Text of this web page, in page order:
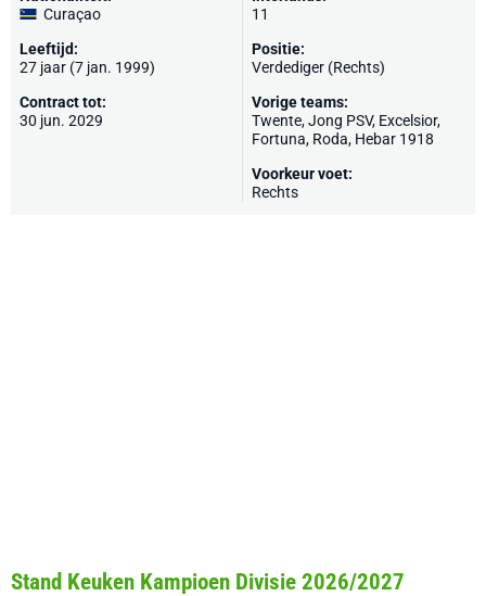
Curaçao
Leeftijd:
27 jaar (7 jan. 1999)
Contract tot:
30 jun. 2029
11
Positie:
Verdediger (Rechts)
Vorige teams:
Twente,Jong PSV, Excelsior,
Fortuna, Roda, Hebar 1918
Voorkeur voet:
Rechts
Stand Keuken Kampioen Divisie 2026/2027